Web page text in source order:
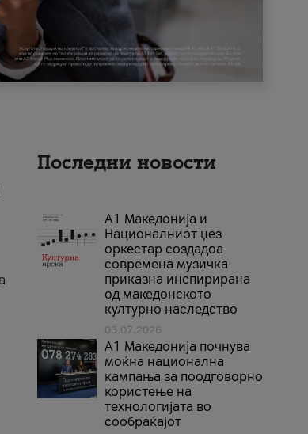
Последни новости
А1 Македонија и
Националниот џез
оркестар создадоа
современа музичка
приказна инспирирана
од македонското
културно наследство
03.07.2026
A1 Македонија почнува
моќна национална
кампања за поодговорно
користење на
технологијата во
сообраќајот